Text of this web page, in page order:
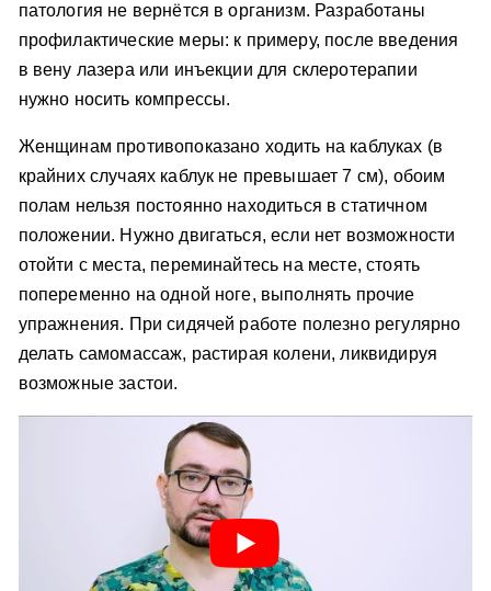
патология не вернётся в организм. Разработаны
профилактические меры: к примеру, после введения
в вену лазера или инъекции для склеротерапии
нужно носить компрессы.
Женщинам противопоказано ходить на каблуках (в
крайних случаях каблук не превышает 7 см), обоим
полам нельзя постоянно находиться в статичном
положении. Нужно двигаться, если нет возможности
отойти с места, переминайтесь на месте, стоять
попеременно на одной ноге, выполнять прочие
упражнения. При сидячей работе полезно регулярно
делать самомассаж, растирая колени, ликвидируя
возможные застои.